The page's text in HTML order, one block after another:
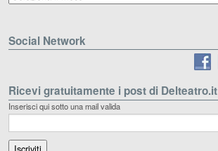
Social Network
Ricevi gratuitamente i post di Delteatro.it
Inserisci qui sotto una mail valida